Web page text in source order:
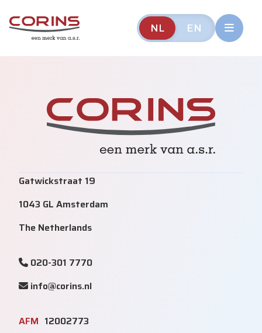
NL EN
Gatwickstraat 19
1043 GL Amsterdam
The Netherlands
020-301 7770
info@corins.nl
AFM 12002773